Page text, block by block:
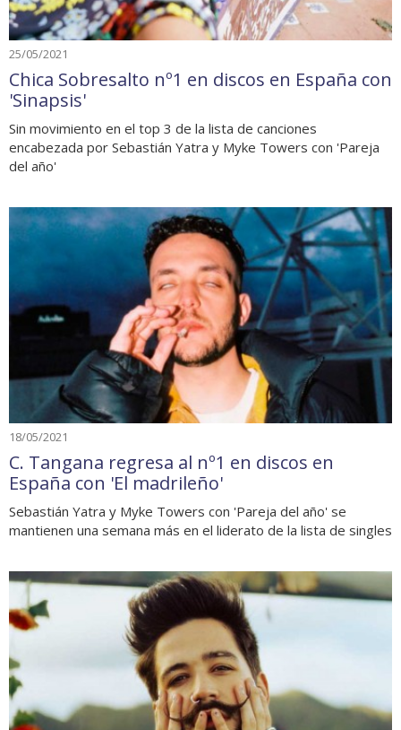
25/05/2021
Chica Sobresalto nº1 en discos en España con
'Sinapsis'
Sin movimiento en el top 3 de la lista de canciones
encabezada por Sebastián Yatra y Myke Towers con 'Pareja
del año'
18/05/2021
C. Tangana regresa al nº1 en discos en
España con 'El madrileño'
Sebastián Yatra y Myke Towers con 'Pareja del año' se
mantienen una semana más en el liderato de la lista de singles